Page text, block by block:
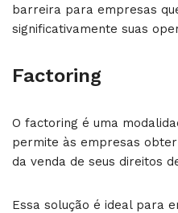
barreira para empresas
significativamente suas
Factoring
O factoring é uma
permite às empresas
da venda de seus direitos
Essa solução é ideal para